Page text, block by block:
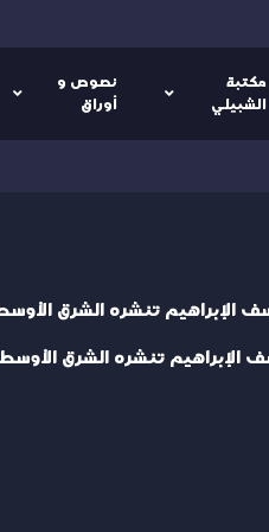
مكتبة
الشبيلي
نصوص و
أوراق
تنشره الشرق الأوسط
تنشره الشرق الأوسط